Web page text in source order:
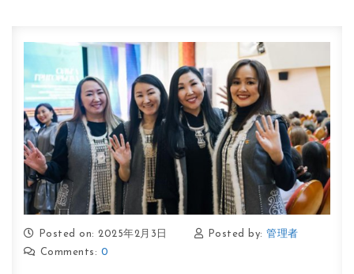
Posted on: 2025年2月3日 Posted by: 管理者
Comments: 0